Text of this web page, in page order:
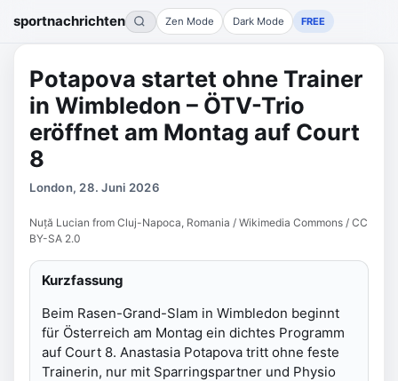
sportnachrichten Zen Mode Dark Mode FREE
Potapova startet ohne Trainer
in Wimbledon – ÖTV-Trio
eröffnet am Montag auf Court
8
London, 28. Juni 2026
Nuță Lucian from Cluj-Napoca, Romania / Wikimedia Commons / CC
BY-SA 2.0
Kurzfassung
Beim Rasen-Grand-Slam in Wimbledon beginnt
für Österreich am Montag ein dichtes Programm
auf Court 8. Anastasia Potapova tritt ohne feste
Trainerin, nur mit Sparringspartner und Physio